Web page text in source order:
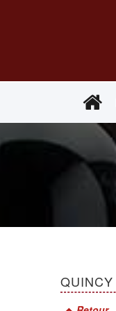
QUINCY